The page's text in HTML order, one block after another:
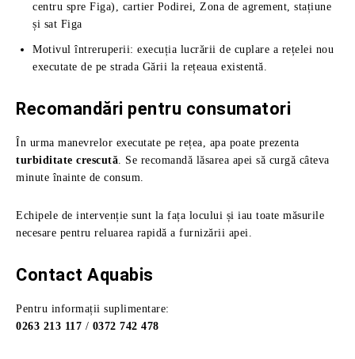
centru spre Figa), cartier Podirei, Zona de agrement, stațiune
și sat Figa
Motivul întreruperii: execuția lucrării de cuplare a rețelei nou
executate de pe strada Gării la rețeaua existentă.
Recomandări pentru consumatori
În urma manevrelor executate pe rețea, apa poate prezenta
turbiditate crescută. Se recomandă lăsarea apei să curgă câteva
minute înainte de consum.
Echipele de intervenție sunt la fața locului și iau toate măsurile
necesare pentru reluarea rapidă a furnizării apei.
Contact Aquabis
Pentru informații suplimentare:
0263 213 117 / 0372 742 478